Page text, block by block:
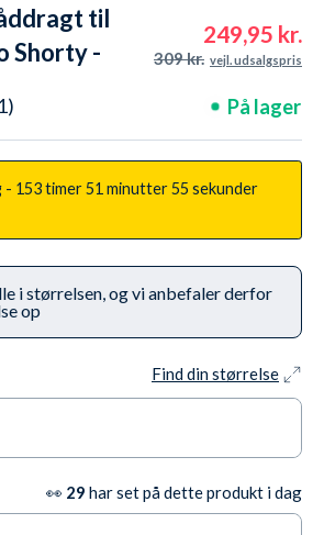
til
Shorty -
249,95 kr.
309 kr. vejl. udsalgspris
På lager
- 153 timer51 minutter53 sekunder
i størrelsen, og vi anbefaler derfor
op
Find din størrelse
👀 29 har set på dette produkt i dag